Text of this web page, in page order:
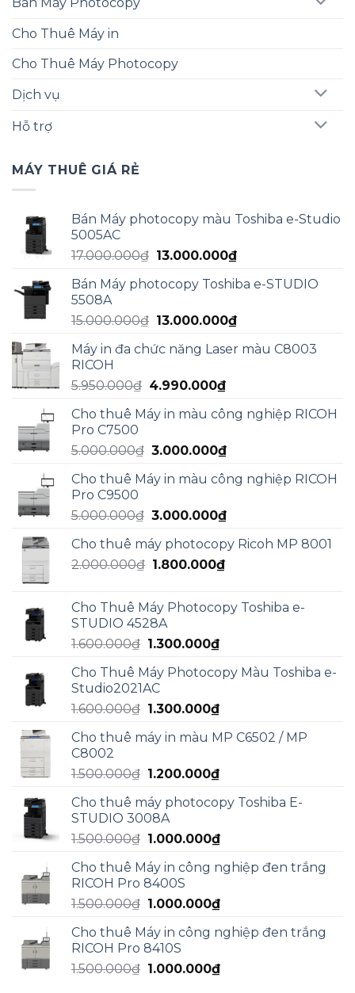
Cho Thuê Máy in
Cho Thuê Máy Photocopy
Dịch vụ
Hỗ trợ
MÁY THUÊ GIÁ RẺ
Bán Máy photocopy màu Toshiba e-Studio
5005AC
17.000.000₫ Giá
là:
13.000.000₫Giá
tại
13.000.000₫.
Bán Máy photocopy Toshiba e-STUDIO
5508A
15.000.000₫ Giá
là:
13.000.000₫Giá
tại
Máy in đa chức năng Laser màu C8003
RICOH
5.950.000₫ Giá
là:
4.990.000₫Giá
tại
4.990.000₫.
Cho thuê Máy in màu công nghiệp RICOH
Pro C7500
5.000.000₫ Giá
là:
3.000.000₫Giá
tại
3.000.000₫.
Cho thuê Máy in màu công nghiệp RICOH
Pro C9500
5.000.000₫ Giá
là:
5.000.000₫.
3.000.000₫Giá
tại
Cho thuê máy photocopy Ricoh MP 8001
2.000.000₫ Giá
2.000.000₫.
1.800.000₫Giá
là:
Cho Thuê Máy Photocopy Toshiba e-
STUDIO 4528A
1.600.000₫ Giá
là:
1.600.000₫.
1.300.000₫Giá
tại
1.300.000₫.
Cho Thuê Máy Photocopy Màu Toshiba e-
Studio2021AC
1.600.000₫ Giá
là:
1.300.000₫Giá
tại
1.300.000₫.
Cho thuê máy in màu MP C6502 / MP
C8002
1.500.000₫ Giá
là:
1.500.000₫.
1.200.000₫Giá
tại
1.200.000₫.
Cho thuê máy photocopy Toshiba E-
STUDIO 3008A
1.500.000₫ Giá
là:
1.500.000₫.
1.000.000₫Giá
tại
1.000.000₫.
Cho thuê Máy in công nghiệp đen trắng
RICOH Pro 8400S
1.500.000₫ Giá
là:
1.500.000₫.
1.000.000₫Giá
tại
1.000.000₫.
Cho thuê Máy in công nghiệp đen trắng
RICOH Pro 8410S
1.500.000₫ Giá
1.000.000₫Giá